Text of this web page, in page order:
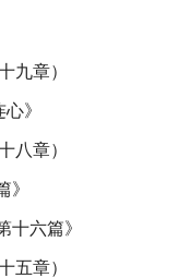
九章）
》
八章）
》
十六篇》
五章）